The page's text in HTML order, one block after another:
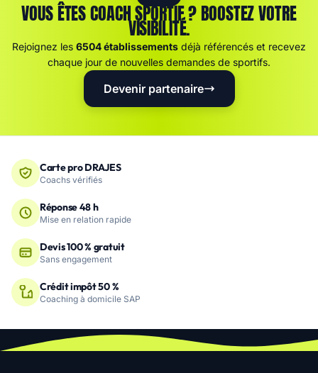
VOUS ÊTES COACH SPORTIF ? BOOSTEZ VOTRE
VISIBILITÉ.
Rejoignez les 6504 établissements déjà référencés et recevez
chaque jour de nouvelles demandes de sportifs.
Devenir partenaire
Carte pro DRAJES
Coachs vérifiés
Réponse 48 h
Mise en relation rapide
Devis 100 % gratuit
Sans engagement
Crédit impôt 50 %
Coaching à domicile SAP